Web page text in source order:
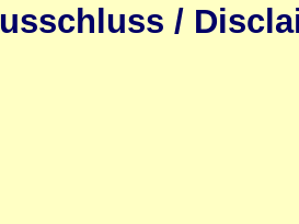
/